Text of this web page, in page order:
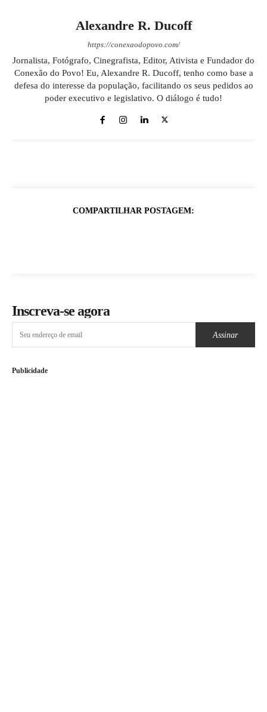
Alexandre R. Ducoff
https://conexaodopovo.com/
Jornalista, Fotógrafo, Cinegrafista, Editor, Ativista e Fundador do
Conexão do Povo! Eu, Alexandre R. Ducoff, tenho como base a
defesa do interesse da população, facilitando os seus pedidos ao
poder executivo e legislativo. O diálogo é tudo!
COMPARTILHAR POSTAGEM:
Inscreva-se agora
Assinar
Publicidade